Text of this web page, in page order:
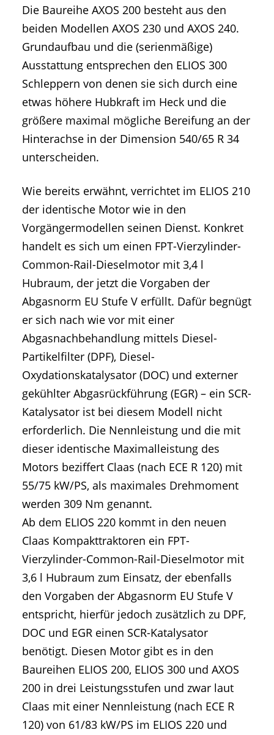
Die Baureihe AXOS 200 besteht aus den
beiden Modellen AXOS 230 und AXOS 240.
Grundaufbau und die (serienmäßige)
Ausstattung entsprechen den ELIOS 300
Schleppern von denen sie sich durch eine
etwas höhere Hubkraft im Heck und die
größere maximal mögliche Bereifung an der
Hinterachse in der Dimension 540/65 R 34
unterscheiden.
Wie bereits erwähnt, verrichtet im ELIOS 210
der identische Motor wie in den
Vorgängermodellen seinen Dienst. Konkret
handelt es sich um einen FPT-Vierzylinder-
Common-Rail-Dieselmotor mit 3,4 l
Hubraum, der jetzt die Vorgaben der
Abgasnorm EU Stufe V erfüllt. Dafür begnügt
er sich nach wie vor mit einer
Abgasnachbehandlung mittels Diesel-
Partikelfilter (DPF), Diesel-
Oxydationskatalysator (DOC) und externer
gekühlter Abgasrückführung (EGR) – ein SCR-
Katalysator ist bei diesem Modell nicht
erforderlich. Die Nennleistung und die mit
dieser identische Maximalleistung des
Motors beziffert Claas (nach ECE R 120) mit
55/75 kW/PS, als maximales Drehmoment
werden 309 Nm genannt.
Ab dem ELIOS 220 kommt in den neuen
Claas Kompakttraktoren ein FPT-
Vierzylinder-Common-Rail-Dieselmotor mit
3,6 l Hubraum zum Einsatz, der ebenfalls
den Vorgaben der Abgasnorm EU Stufe V
entspricht, hierfür jedoch zusätzlich zu DPF,
DOC und EGR einen SCR-Katalysator
benötigt. Diesen Motor gibt es in den
Baureihen ELIOS 200, ELIOS 300 und AXOS
200 in drei Leistungsstufen und zwar laut
Claas mit einer Nennleistung (nach ECE R
120) von 61/83 kW/PS im ELIOS 220 und